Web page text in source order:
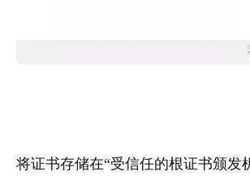
将证书存储在“受信任的根证书颁发